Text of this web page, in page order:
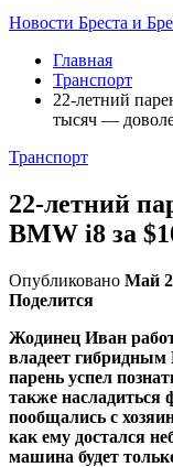
Новости Бреста и
Главная
Транспорт
22-летний
тысяч —
Транспорт
22-летний
BMW i8 за
Опубликовано Май
Поделится
Жодинец Иван
владеет гибридным
парень успел
также насладиться
пообщались с
как ему достался
машина будет